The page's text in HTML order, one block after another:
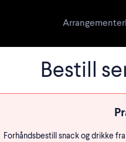
Arrangementer
Bestill
Forhåndsbestill snack og drikke